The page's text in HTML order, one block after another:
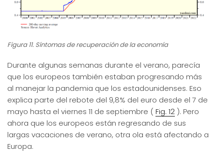
Figura 11. Síntomas de recuperación de la economía
Durante algunas semanas durante el verano, parecía
que los europeos también estaban progresando más
al manejar la pandemia que los estadounidenses. Eso
explica parte del rebote del 9,8% del euro desde el 7 de
mayo hasta el viernes 11 de septiembre ( Fig. 12 ). Pero
ahora que los europeos están regresando de sus
largas vacaciones de verano, otra ola está afectando a
Europa.